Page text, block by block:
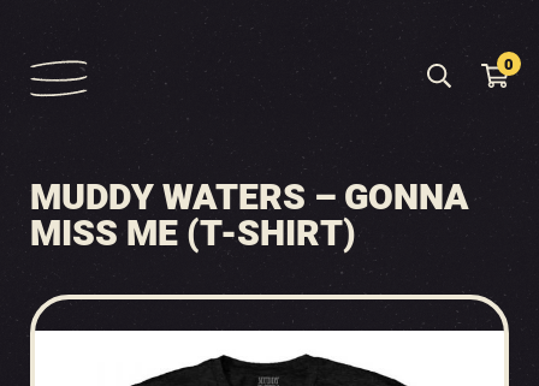
0
MUDDY WATERS – GONNA
MISS ME (T-SHIRT)